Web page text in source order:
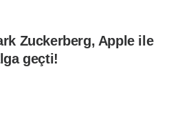
Zuckerberg, Apple ile
geçti!